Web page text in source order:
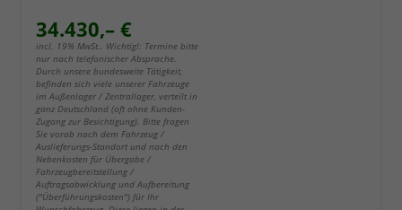
34.430,– €
incl. 19% MwSt.. Wichtig!: Termine bitte
nur nach telefonischer Absprache.
Durch unsere bundesweite Tätigkeit,
befinden sich viele unserer Fahrzeuge
im Außenlager / Zentrallager, verteilt in
ganz Deutschland (oft ohne Kunden-
Zugang zur Besichtigung). Bitte fragen
Sie vorab nach dem Fahrzeug /
Auslieferungs-Standort und nach den
Nebenkosten für Übergabe /
Fahrzeugbereitstellung /
Auftragsabwicklung und Aufbereitung
("Überführungskosten") für Ihr